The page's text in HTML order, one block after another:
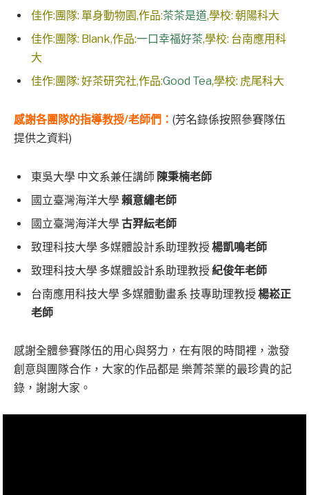
佳作:團隊: 單身動物園,作品:茶茶是道,學校: 朝陽科大
佳作:團隊: Blank,作品:一口幸福好茶,學校: 台南應用科
大
佳作:團隊: 好茶研究社,作品:Good Tea,學校: 虎尾科大
感謝各團隊的指導教授/老師們： (芳名錄係按照參賽隊伍
提供之資料)
東吳大學 中文系兼任講師 陳秉楠老師
國立臺灣海洋大學 賴意繡老師
國立臺灣海洋大學 古羿紜老師
致理科技大學 多媒體設計系助理教授 楊凱鳴老師
致理科技大學 多媒體設計系助理教授 紀俊年老師
台南應用科技大學 多媒體動畫系 技專助理教授 楊崧正
老師
感謝全體參賽隊伍的用心與努力，在有限的時間裡，激發
創意與團隊合作，大家的作品都是 樂菁茶業的最珍貴的記
錄，謝謝大家。